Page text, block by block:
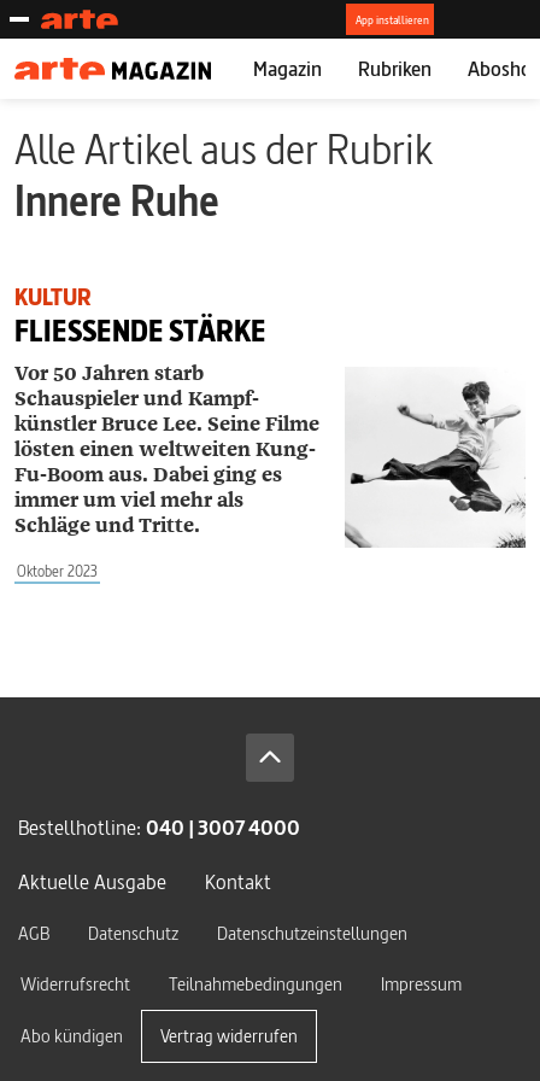
Magazin Rubriken
Alle Artikel aus der Rubrik
Innere Ruhe
KULTUR
FLIESSENDE STÄRKE
Vor 50 Jahren starb
Schauspieler und Kampf-
künstler Bruce Lee. Seine Filme
lösten einen weltweiten Kung-
Fu-Boom aus. Dabei ging es
immer um viel mehr als
Schläge und Tritte.
Oktober 2023
Bestellhotline: 040 | 3007 4000
Aktuelle Ausgabe
Kontakt
AGB Datenschutz
Datenschutzeinstellungen
Widerrufsrecht
Teilnahmebedingungen Impressum
Abo kündigen Vertrag widerrufen